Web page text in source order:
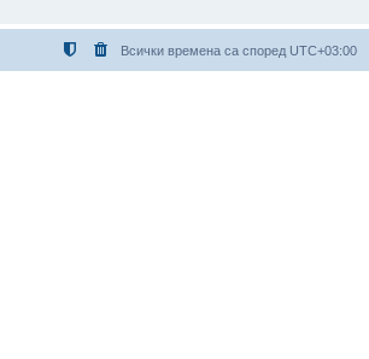
Всички времена са според UTC+03:00